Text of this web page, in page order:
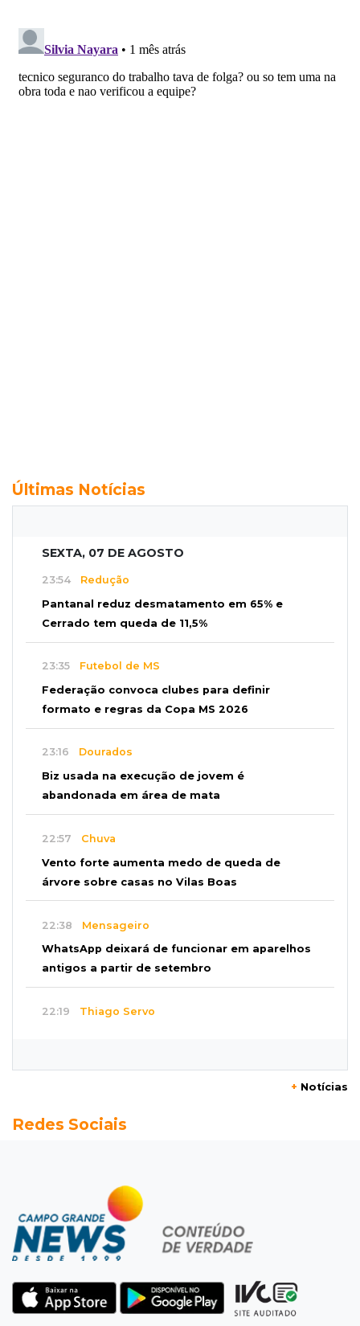
Últimas Notícias
SEXTA, 07 DE AGOSTO
23:54 Redução
Pantanal reduz desmatamento em 65% e
Cerrado tem queda de 11,5%
23:35 Futebol de MS
Federação convoca clubes para definir
formato e regras da Copa MS 2026
23:16 Dourados
Biz usada na execução de jovem é
abandonada em área de mata
22:57 Chuva
Vento forte aumenta medo de queda de
árvore sobre casas no Vilas Boas
22:38 Mensageiro
WhatsApp deixará de funcionar em aparelhos
antigos a partir de setembro
22:19 Thiago Servo
Semana vai começar com 909 novas
Flagrante
Motorista atinge carro parado, perde
retrovisor e foge no Jardim Antártica
“Sinto que ela está por perto”, diz mãe de
bebê desaparecida
+ Notícias
Redes Sociais